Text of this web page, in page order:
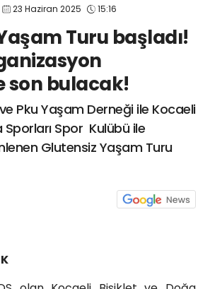
23 Haziran 2025 15:16
Turu başladı!
son bulacak!
Pku Yaşam Derneği ile Kocaeli
Spor Kulübü ile
Glutensiz Yaşam Turu
info@spor41.com